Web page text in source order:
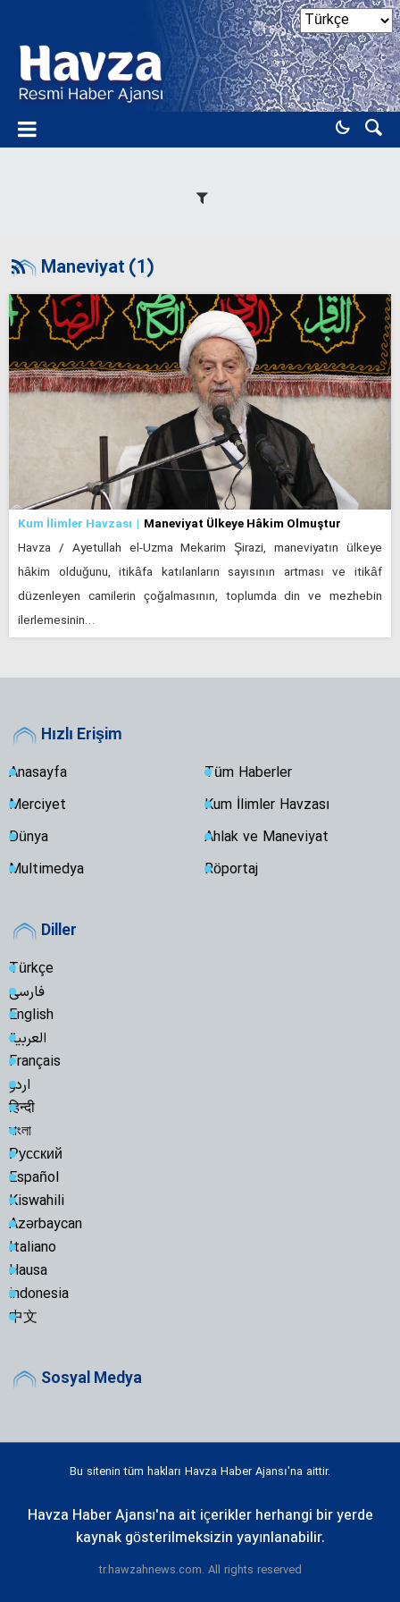
Maneviyat (1)
Kum İlimler Havzası Maneviyat Ülkeye Hâkim Olmuştur
Havza / Ayetullah el-Uzma Mekarim Şirazi, maneviyatın ülkeye
hâkim olduğunu, itikâfa katılanların sayısının artması ve itikâf
düzenleyen camilerin çoğalmasının, toplumda din ve mezhebin
ilerlemesinin…
Hızlı Erişim
Anasayfa
Tüm Haberler
Merciyet
Kum İlimler Havzası
Dünya
Ahlak ve Maneviyat
Multimedya
Röportaj
Diller
Türkçe
فارسی
English
العربية
Français
اردو
हिन्दी
বাংলা
Русский
Español
Kiswahili
Azərbaycan
Italiano
Hausa
indonesia
中文
Sosyal Medya
Bu sitenin tüm hakları Havza Haber Ajansı'na aittir.
Havza Haber Ajansı'na ait içerikler herhangi bir yerde
kaynak gösterilmeksizin yayınlanabilir.
tr.hawzahnews.com. All rights reserved